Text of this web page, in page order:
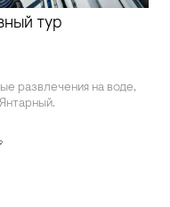
тур
развлечения на воде,